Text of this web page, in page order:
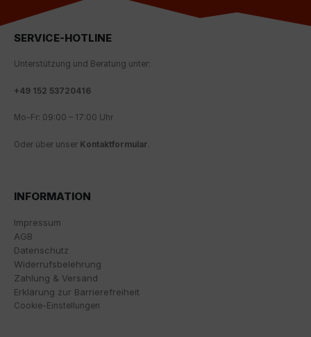
SERVICE-HOTLINE
Unterstützung und Beratung unter:
+49 152 53720416
Mo-Fr: 09:00 – 17:00 Uhr
Oder über unser Kontaktformular.
INFORMATION
Impressum
AGB
Datenschutz
Widerrufsbelehrung
Zahlung & Versand
Erklärung zur Barrierefreiheit
Cookie-Einstellungen
Akkordeon-Elementen können Sie wählen, ob Sie "nur
wesentliche Cookies ", "alle Cookies akzeptieren"
oder "individuelle Cookie-Einstellungen speichern"
essentiellen Cookies ist freiwillig. Sie können Ihre
"Cookie-Einstellungen" ändern, die Sie im Fußbereich
in unseren Datenschutzbestimmungen.
erhalten, um die Website und das Nutzererlebnis zu
Google LLC übermittelt und die besuchten Seiten, die
verarbeitet, die von Google zu eigenen Zwecken, zur
Profilbildung und zur Verknüpfung mit anderen
Nutzungsdaten verwendet werden.
Indem Sie das mit den Google-Diensten verbundene